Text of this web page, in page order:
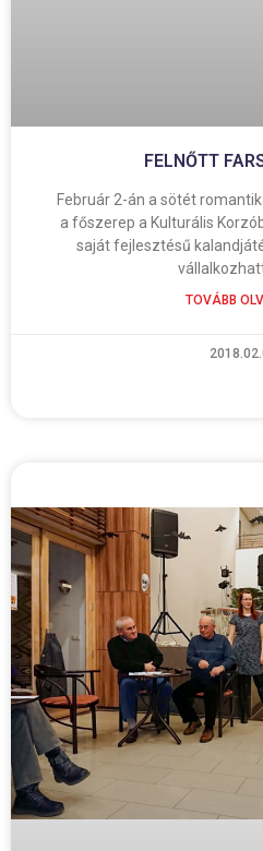
FELNŐTT
Február 2-án a sötét
a főszerep a Kulturális
saját fejlesztésű
TOVÁBB